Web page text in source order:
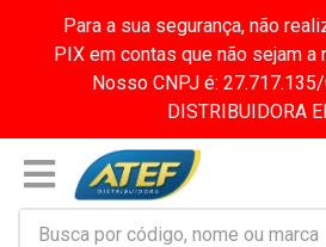
Para a sua segurança, não
PIX em contas que não sejam a
Nosso CNPJ é:
DISTRIBUIDORA